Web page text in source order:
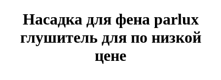
Насадка для фена parlux
глушитель для по низкой
цене